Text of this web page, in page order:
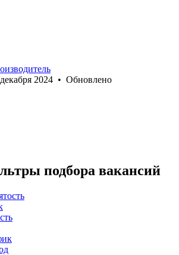
2024 • Обновлено
подбора вакансий